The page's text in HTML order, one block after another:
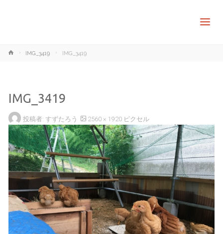
ホ
IMG_3419 IMG_3419
IMG_3419
投稿者: すずたろう フ
ル
サ
イ
ズ
2560 × 1920 ピクセル